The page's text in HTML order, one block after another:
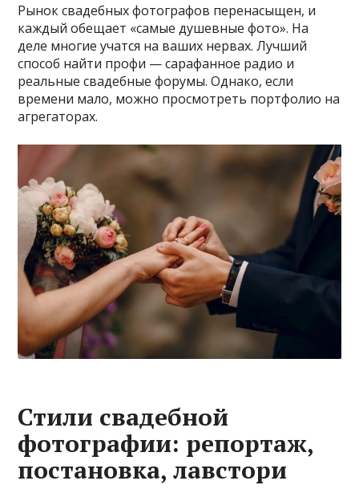
Рынок свадебных фотографов перенасыщен, и
каждый обещает «самые душевные фото». На
деле многие учатся на ваших нервах. Лучший
способ найти профи — сарафанное радио и
реальные свадебные форумы. Однако, если
времени мало, можно просмотреть портфолио на
агрегаторах.
Стили свадебной
фотографии: репортаж,
постановка, лавстори